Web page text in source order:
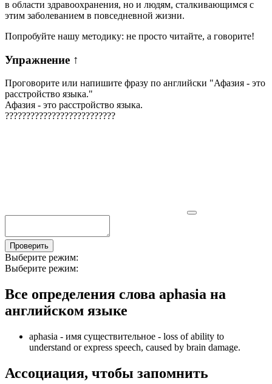
в области здравоохранения, но и людям, сталкивающимся с
этим заболеванием в повседневной жизни.
Попробуйте нашу методику: не просто читайте, а говорите!
Упражнение ↑
Проговорите или напишите фразу по английски "Афазия - это
расстройство языка."
Афазия - это расстройство языка.
??????????????????????????
Проверить
Выберите режим:
Выберите режим:
Все определения слова aphasia на
английском языке
aphasia - имя существительное - loss of ability to
understand or express speech, caused by brain damage.
Ассоциация, чтобы запомнить